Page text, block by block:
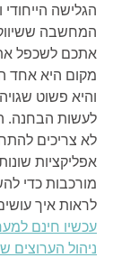
הגלישה
המחשבה
אתכם לשכפל את
מקום היא אחד
והיא פשוט
לעשות הבחנה.
לא צריכים
אפליקציות
מורכבות כדי
לראות איך
עכשיו חינם
ניהול הערוצים